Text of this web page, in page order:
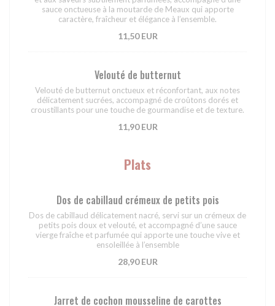
sauce onctueuse à la moutarde de Meaux qui apporte
caractère, fraîcheur et élégance à l’ensemble.
11,50 EUR
Velouté de butternut
Velouté de butternut onctueux et réconfortant, aux notes
délicatement sucrées, accompagné de croûtons dorés et
croustillants pour une touche de gourmandise et de texture.
11,90 EUR
Plats
Dos de cabillaud crémeux de petits pois
Dos de cabillaud délicatement nacré, servi sur un crémeux de
petits pois doux et velouté, et accompagné d’une sauce
vierge fraîche et parfumée qui apporte une touche vive et
ensoleillée à l’ensemble
28,90 EUR
Jarret de cochon mousseline de carottes